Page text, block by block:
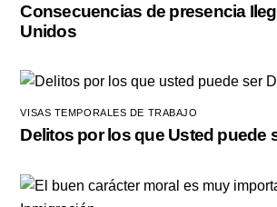
Consecuencias de presencia
Unidos
VISAS TEMPORALES DE TRABAJO
Delitos por los que Usted puede